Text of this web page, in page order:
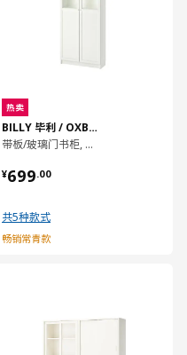
热卖
BILLY 毕利 / OXBERG 奥克伯
带板/玻璃门书柜, 80x30x202 厘米
¥699.00
¥ 699.00
共5种款式
畅销常青款